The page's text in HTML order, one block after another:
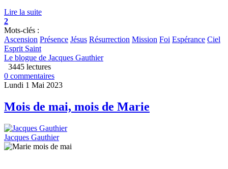
Lire la suite
2
Mots-clés :
Ascension Présence Jésus Résurrection Mission Foi Espérance Ciel
Esprit Saint
Le blogue de Jacques Gauthier
3445 lectures
0 commentaires
Lundi 1 Mai 2023
Mois de mai, mois de Marie
Jacques Gauthier